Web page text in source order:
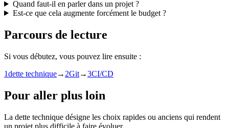
Quand faut-il en parler dans un projet ?
Est-ce que cela augmente forcément le budget ?
Parcours de lecture
Si vous débutez, vous pouvez lire ensuite :
1dette technique→ 2Git→3CI/CD
Pour aller plus loin
La dette technique désigne les choix rapides ou anciens qui rendent
un projet plus difficile à faire évoluer.